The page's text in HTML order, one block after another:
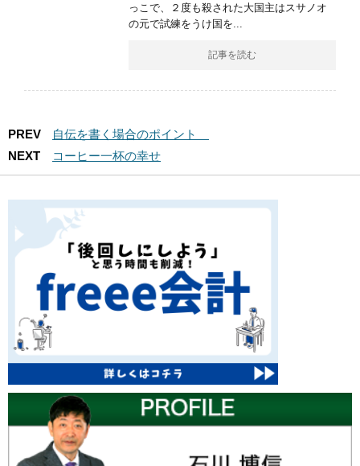
っこで、２度も殺された大国主はスサノオ
の元で試練をうけ国を...
記事を読む
PREV
自伝を書く場合のポイント
NEXT
コーヒー一杯の幸せ